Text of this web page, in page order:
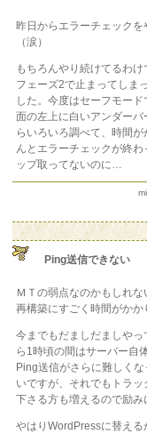
昨日からエラーチェック
（涙）
もちろんやり続けてるわ
フェーズ2で止まってしま
した。今度はセーフモー
面の左上に白いアンダー
らいろいろ調べて、時間
んとエラーチェックが終
ップ取ってないのに…
Ping送信できない
ＭＴの弱点なのかもしれ
再構築にすごく時間がかか
今までもだましだましや
ら1時頃の間はサーバー自
Ping送信がさらに難しく
いですが、それでもトラ
下さる方も増えるので励
やはりWordPressに替え